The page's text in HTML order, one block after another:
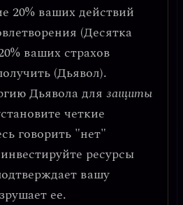
20% ваших действий
(Десятка
ваших страхов
(Дьявол).
Дьявола для защиты
четкие
говорить "нет"
ресурсы
вашу
ее.